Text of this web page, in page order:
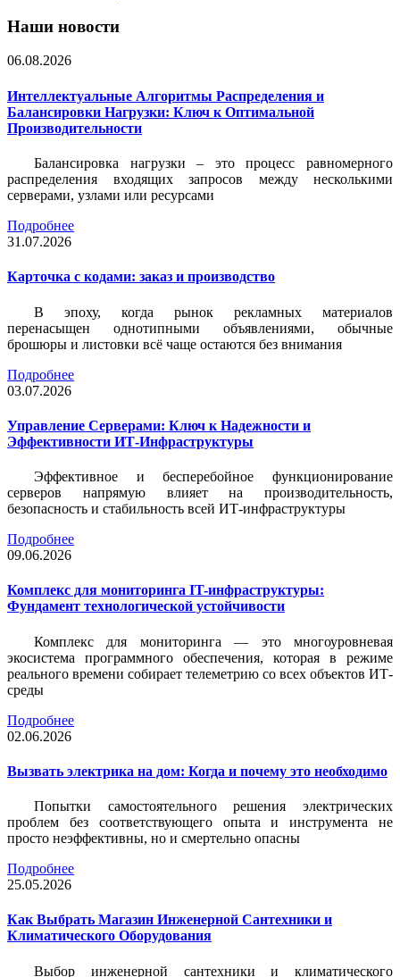
Наши новости
06.08.2026
Интеллектуальные Алгоритмы Распределения и
Балансировки Нагрузки: Ключ к Оптимальной
Производительности
Балансировка нагрузки – это процесс равномерного
распределения входящих запросов между несколькими
серверами, узлами или ресурсами
Подробнее
31.07.2026
Карточка c кодами: заказ и производство
В эпоху, когда рынок рекламных материалов
перенасыщен однотипными объявлениями, обычные
брошюры и листовки всё чаще остаются без внимания
Подробнее
03.07.2026
Управление Серверами: Ключ к Надежности и
Эффективности ИТ-Инфраструктуры
Эффективное и бесперебойное функционирование
серверов напрямую влияет на производительность,
безопасность и стабильность всей ИТ-инфраструктуры
Подробнее
09.06.2026
Комплекс для мониторинга IT-инфраструктуры:
Фундамент технологической устойчивости
Комплекс для мониторинга — это многоуровневая
экосистема программного обеспечения, которая в режиме
реального времени собирает телеметрию со всех объектов ИТ-
среды
Подробнее
02.06.2026
Вызвать электрика на дом: Когда и почему это необходимо
Попытки самостоятельного решения электрических
проблем без соответствующего опыта и инструмента не
просто неэффективны, но и смертельно опасны
Подробнее
25.05.2026
Как Выбрать Магазин Инженерной Сантехники и
Климатического Оборудования
Выбор инженерной сантехники и климатического